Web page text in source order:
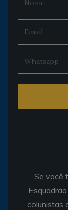
Se você
colunistas